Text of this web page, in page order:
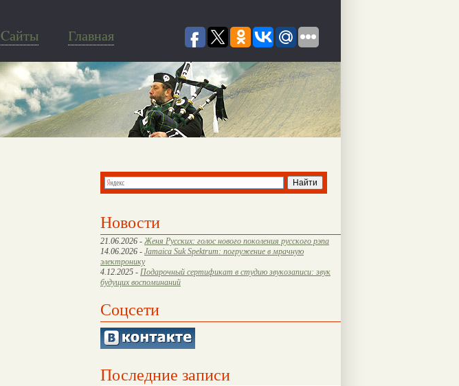
Cайты Главная
Новости
21.06.2026 - Женя Русских: голос нового поколения русского рэпа
14.06.2026 - Jamaica Suk Spektrum: погружение в мрачную
электронику
4.12.2025 - Подарочный сертификат в студию звукозаписи: звук
будущих воспоминаний
Соцсети
Последние записи